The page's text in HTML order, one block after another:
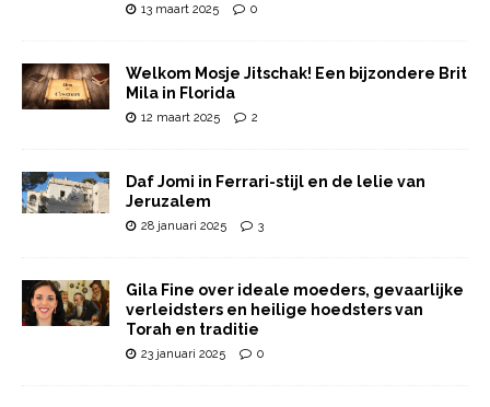
13 maart 2025 0
Welkom Mosje Jitschak! Een bijzondere Brit
Mila in Florida
12 maart 2025 2
Daf Jomi in Ferrari-stijl en de lelie van
Jeruzalem
28 januari 2025 3
Gila Fine over ideale moeders, gevaarlijke
verleidsters en heilige hoedsters van
Torah en traditie
23 januari 2025 0